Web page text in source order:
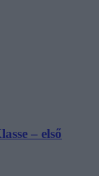
– első